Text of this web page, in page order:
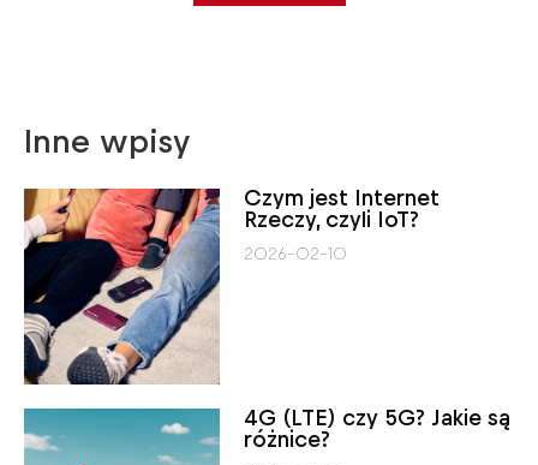
Inne wpisy
Czym jest Internet
Rzeczy, czyli IoT?
2026-02-10
4G (LTE) czy 5G? Jakie są
różnice?